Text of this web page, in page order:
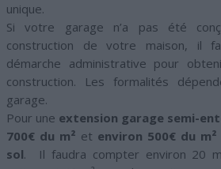
unique.
Si votre garage n’a pas été
construction de votre maison, il
démarche administrative pour
construction. Les formalités
garage.
Pour une extension garage semi-
700€ du m² et environ 500€ du m²
sol. Il faudra compter environ 20